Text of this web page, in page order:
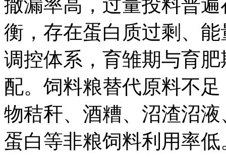
撒漏率高，过量投料普
衡，存在蛋白质过剩、
调控体系，育雏期与育
配。饲料粮替代原料不
物秸秆、酒糟、沼渣沼
蛋白等非粮饲料利用率